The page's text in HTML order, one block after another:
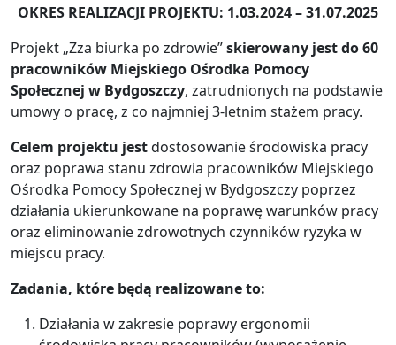
OKRES REALIZACJI PROJEKTU: 1.03.2024 – 31.07.2025
Projekt „Zza biurka po zdrowie”skierowany jest do 60
pracowników Miejskiego Ośrodka Pomocy
Społecznej w Bydgoszczy, zatrudnionych na podstawie
umowy o pracę, z co najmniej 3-letnim stażem pracy.
Celem projektu jestdostosowanie środowiska pracy
oraz poprawa stanu zdrowia pracowników Miejskiego
Ośrodka Pomocy Społecznej w Bydgoszczy poprzez
działania ukierunkowane na poprawę warunków pracy
oraz eliminowanie zdrowotnych czynników ryzyka w
miejscu pracy.
Zadania, które będą realizowane to:
Działania w zakresie poprawy ergonomii